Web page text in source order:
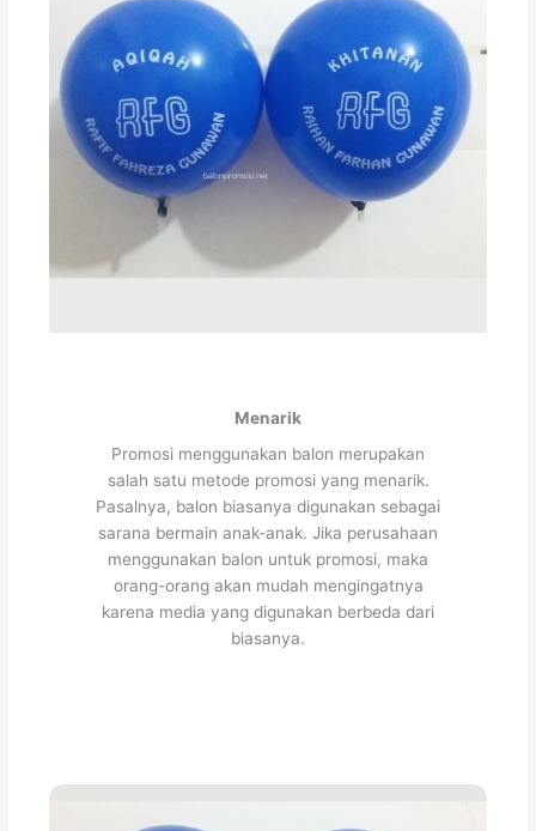
Menarik
Promosi menggunakan balon merupakan
salah satu metode promosi yang menarik.
Pasalnya, balon biasanya digunakan sebagai
sarana bermain anak-anak. Jika perusahaan
menggunakan balon untuk promosi, maka
orang-orang akan mudah mengingatnya
karena media yang digunakan berbeda dari
biasanya.